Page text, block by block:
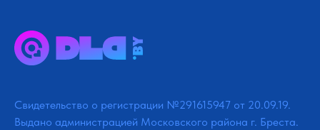
Свидетельство о регистрации №291615947 от 20.09.19.
Выдано администрацией Московского района г. Бреста.